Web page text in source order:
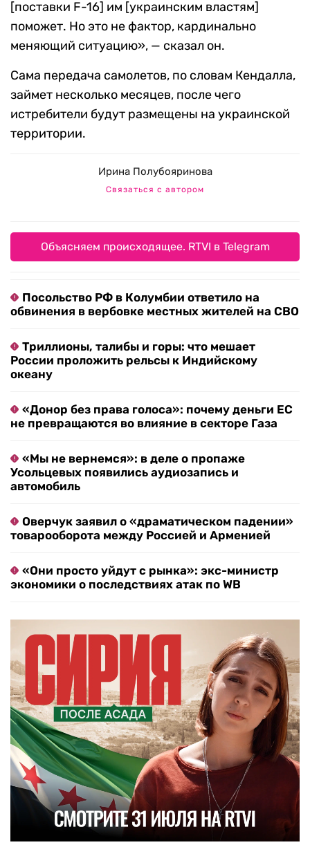
[поставки F-16] им [украинским властям]
поможет. Но это не фактор, кардинально
меняющий ситуацию», — сказал он.
Сама передача самолетов, по словам Кендалла,
займет несколько месяцев, после чего
истребители будут размещены на украинской
территории.
Ирина Полубояринова
Связаться с автором
Объясняем происходящее. RTVI в Telegram
Посольство РФ в Колумбии ответило на
обвинения в вербовке местных жителей на СВО
Триллионы, талибы и горы: что мешает
России проложить рельсы к Индийскому
океану
«Донор без права голоса»: почему деньги ЕС
не превращаются во влияние в секторе Газа
«Мы не вернемся»: в деле о пропаже
Усольцевых появились аудиозапись и
автомобиль
Оверчук заявил о «драматическом падении»
товарооборота между Россией и Арменией
«Они просто уйдут с рынка»: экс-министр
экономики о последствиях атак по WB